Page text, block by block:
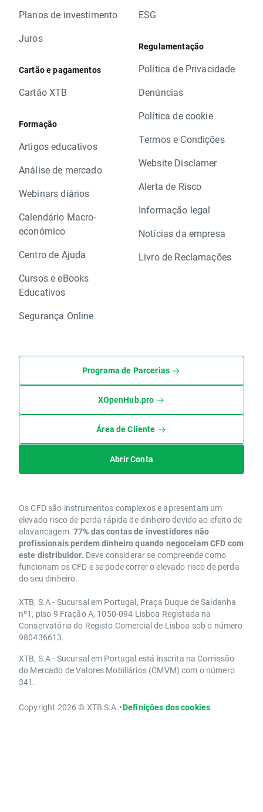
Planos de investimento
Juros
Cartão e pagamentos
Cartão XTB
Formação
Artigos educativos
Análise de mercado
Webinars diários
Calendário Macro-
económico
Centro de Ajuda
Cursos e eBooks
Educativos
Segurança Online
ESG
Regulamentação
Política de Privacidade
Denúncias
Política de cookie
Termos e Condições
Website Disclamer
Alerta de Risco
Informação legal
Notícias da empresa
Livro de Reclamações
Programa de Parcerias
XOpenHub.pro
Área de Cliente
Abrir Conta
Os CFD são instrumentos complexos e apresentam um
elevado risco de perda rápida de dinheiro devido ao efeito de
alavancagem. 77% das contas de investidores não
profissionais perdem dinheiro quando negoceiam CFD com
este distribuidor. Deve considerar se compreende como
funcionam os CFD e se pode correr o elevado risco de perda
do seu dinheiro.
XTB, S.A - Sucursal em Portugal, Praça Duque de Saldanha
nº1, piso 9 Fração A, 1050-094 Lisboa Registada na
Conservatória do Registo Comercial de Lisboa sob o número
980436613.
XTB, S.A - Sucursal em Portugal está inscrita na Comissão
do Mercado de Valores Mobiliários (CMVM) com o número
341.
Copyright 2026 © XTB S.A.•Definições dos cookies